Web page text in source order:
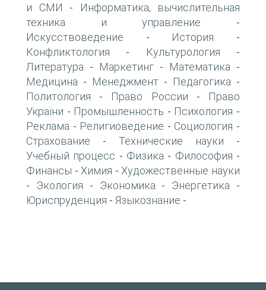
и СМИ -
Информатика, вычислительная
техника и управление -
Искусствоведение - История -
Конфликтология - Культурология -
Литература - Маркетинг - Математика -
Медицина - Менеджмент - Педагогика -
Политология - Право России -
Право
України - Промышленность - Психология -
Реклама - Религиоведение - Социология -
Страхование - Технические науки -
Учебный процесс - Физика - Философия -
Финансы -Химия -Художественные науки
- Экология - Экономика - Энергетика -
Юриспруденция - Языкознание -